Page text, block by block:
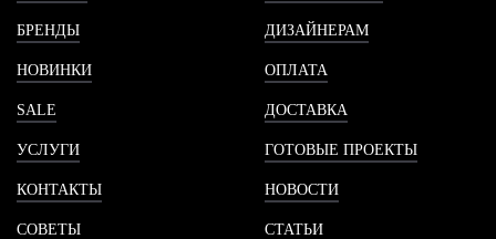
БРЕНДЫ
НОВИНКИ
SALE
УСЛУГИ
КОНТАКТЫ
СОВЕТЫ
ДИЗАЙНЕРАМ
ОПЛАТА
ДОСТАВКА
ГОТОВЫЕ ПРОЕКТЫ
НОВОСТИ
СТАТЬИ